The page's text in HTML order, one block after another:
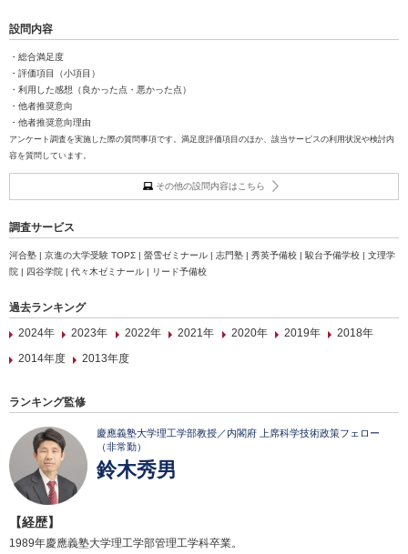
設問内容
・総合満足度
・評価項目（小項目）
・利用した感想（良かった点・悪かった点）
・他者推奨意向
・他者推奨意向理由
アンケート調査を実施した際の質問事項です。満足度評価項目のほか、該当サービスの利用状況や検討内
容を質問しています。
その他の設問内容はこちら
調査サービス
河合塾 | 京進の大学受験 TOPΣ | 螢雪ゼミナール | 志門塾 | 秀英予備校 | 駿台予備学校 | 文理学
院 | 四谷学院 | 代々木ゼミナール | リード予備校
過去ランキング
2024年
2023年 2022年 2021年 2020年 2019年
2018年
2014年度
2013年度
ランキング監修
慶應義塾大学理工学部教授／内閣府 上席科学技術政策フェロー
（非常勤）
鈴木秀男
【経歴】
1989年慶應義塾大学理工学部管理工学科卒業。